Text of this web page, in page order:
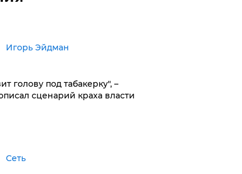
Игорь Эйдман
голову под табакерку", –
сценарий краха власти
Сеть